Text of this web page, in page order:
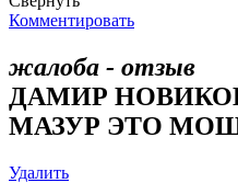
Комментировать
жалоба - отзыв
ДАМИР
МАЗУР ЭТО
Удалить